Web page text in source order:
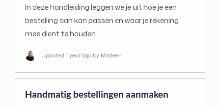
In deze handleiding leggen we je uit hoe je een
bestelling aan kan passen en waar je rekening
mee dient te houden.
Updated 1 year ago by Marleen
Handmatig bestellingen aanmaken